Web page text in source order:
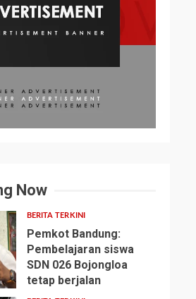
Now
BERITA TERKINI
Pemkot Bandung:
Pembelajaran siswa
SDN 026 Bojongloa
tetap berjalan